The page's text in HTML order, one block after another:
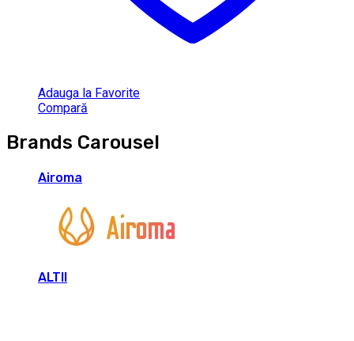
Adauga la Favorite
Compară
Brands Carousel
Airoma
ALTII